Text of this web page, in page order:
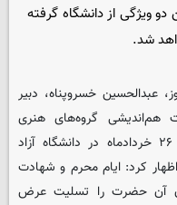
ویژگی از دانشگاه گرفته
شد.
عبدالحسین خسروپناه، دبیر
هم‌اندیشی گروه‌های هنری
دانشگاه آزاد اسلامی که امروز سه‌شنبه ۲۶ خردادماه در دانشگاه آزاد
کرد: ایام محرم و شهادت
آن حضرت را تسلیت عرض